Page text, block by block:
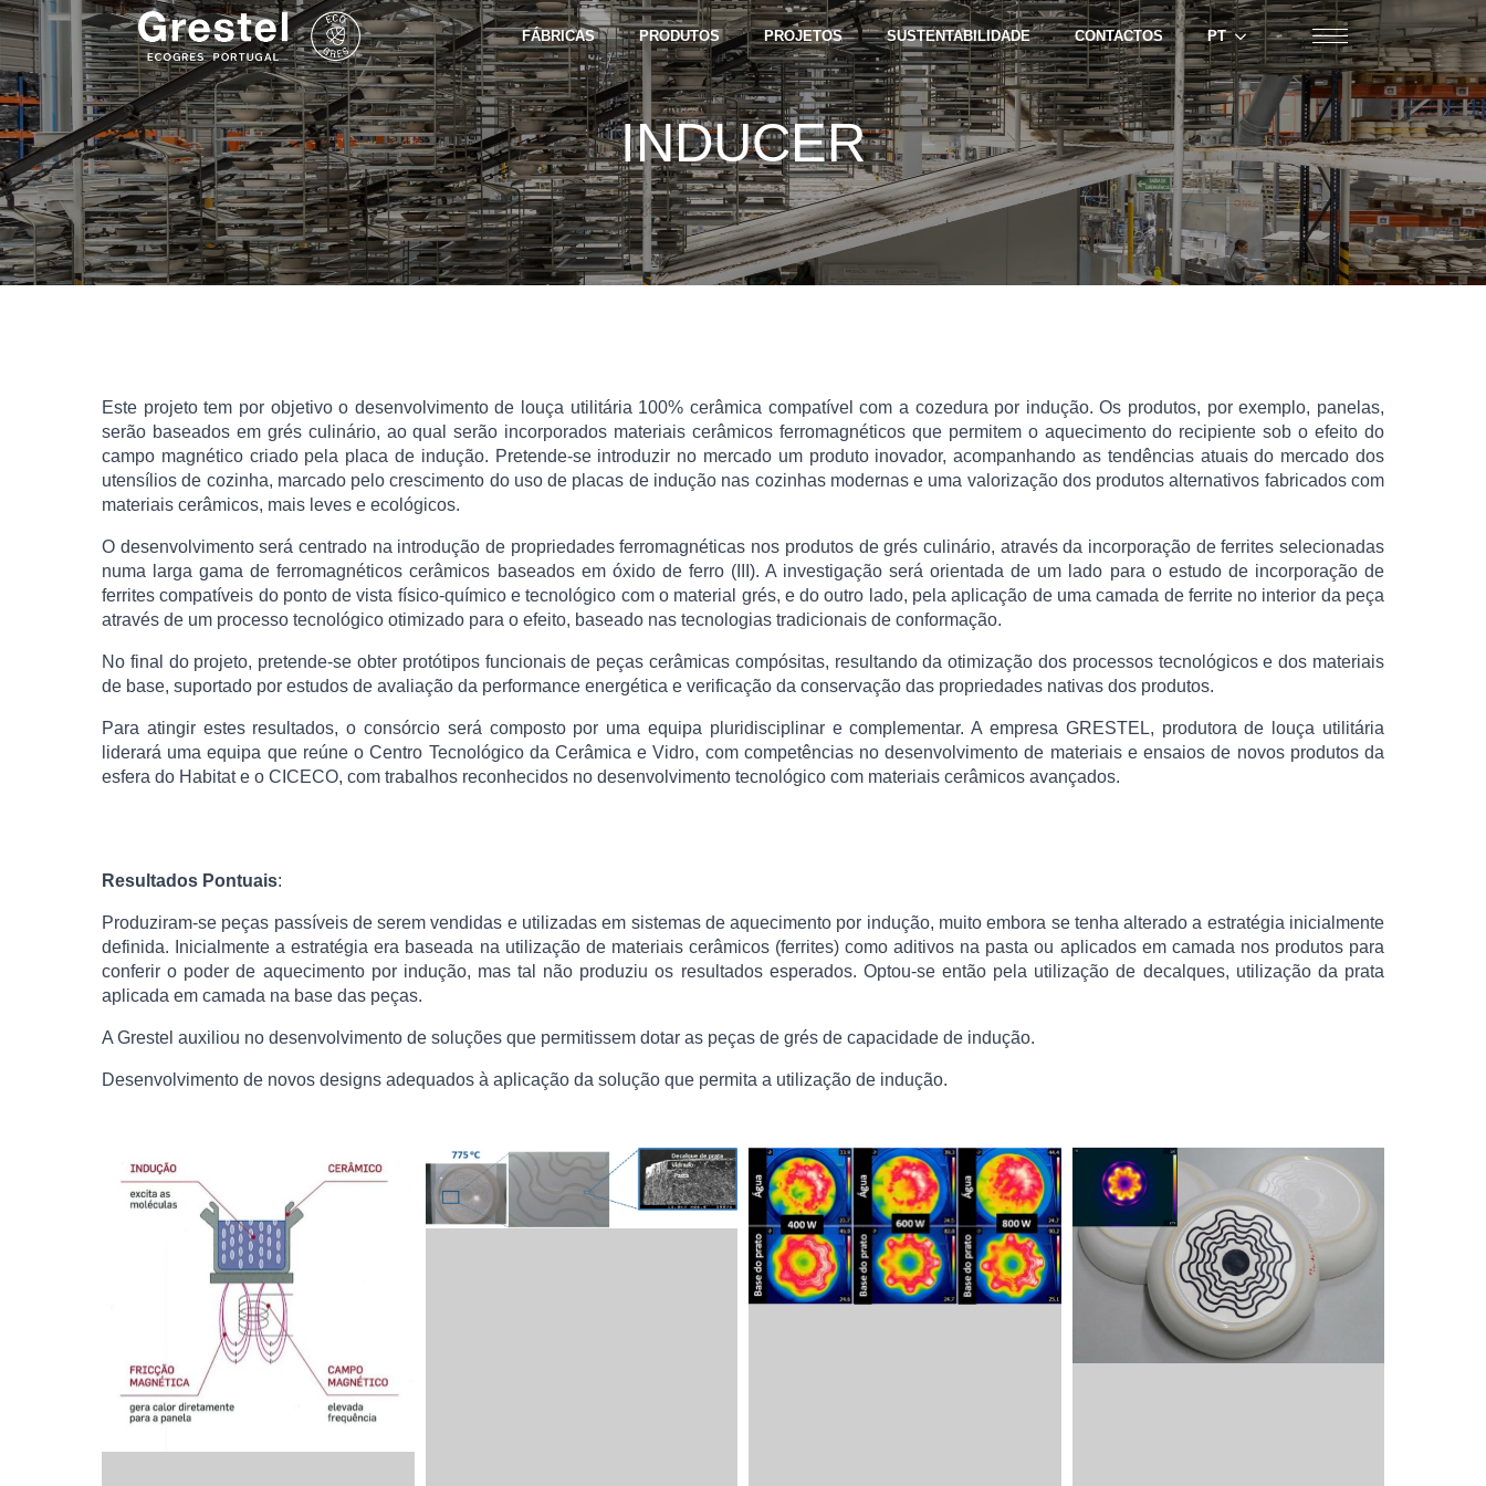
FÁBRICAS PRODUTOS PROJETOS SUSTENTABILIDADE CONTACTOS PT
INDUCER
Este projeto tem por objetivo o desenvolvimento de louça utilitária 100% cerâmica compatível com a cozedura por indução. Os produtos, por exemplo, panelas,
serão baseados em grés culinário, ao qual serão incorporados materiais cerâmicos ferromagnéticos que permitem o aquecimento do recipiente sob o efeito do
campo magnético criado pela placa de indução. Pretende-se introduzir no mercado um produto inovador, acompanhando as tendências atuais do mercado dos
utensílios de cozinha, marcado pelo crescimento do uso de placas de indução nas cozinhas modernas e uma valorização dos produtos alternativos fabricados com
materiais cerâmicos, mais leves e ecológicos.
O desenvolvimento será centrado na introdução de propriedades ferromagnéticas nos produtos de grés culinário, através da incorporação de ferrites selecionadas
numa larga gama de ferromagnéticos cerâmicos baseados em óxido de ferro (III). A investigação será orientada de um lado para o estudo de incorporação de
ferrites compatíveis do ponto de vista físico-químico e tecnológico com o material grés, e do outro lado, pela aplicação de uma camada de ferrite no interior da peça
através de um processo tecnológico otimizado para o efeito, baseado nas tecnologias tradicionais de conformação.
No final do projeto, pretende-se obter protótipos funcionais de peças cerâmicas compósitas, resultando da otimização dos processos tecnológicos e dos materiais
de base, suportado por estudos de avaliação da performance energética e verificação da conservação das propriedades nativas dos produtos.
Para atingir estes resultados, o consórcio será composto por uma equipa pluridisciplinar e complementar. A empresa GRESTEL, produtora de louça utilitária
liderará uma equipa que reúne o Centro Tecnológico da Cerâmica e Vidro, com competências no desenvolvimento de materiais e ensaios de novos produtos da
esfera do Habitat e o CICECO, com trabalhos reconhecidos no desenvolvimento tecnológico com materiais cerâmicos avançados.
Resultados Pontuais:
Produziram-se peças passíveis de serem vendidas e utilizadas em sistemas de aquecimento por indução, muito embora se tenha alterado a estratégia inicialmente
definida. Inicialmente a estratégia era baseada na utilização de materiais cerâmicos (ferrites) como aditivos na pasta ou aplicados em camada nos produtos para
conferir o poder de aquecimento por indução, mas tal não produziu os resultados esperados. Optou-se então pela utilização de decalques, utilização da prata
aplicada em camada na base das peças.
A Grestel auxiliou no desenvolvimento de soluções que permitissem dotar as peças de grés de capacidade de indução.
Desenvolvimento de novos designs adequados à aplicação da solução que permita a utilização de indução.